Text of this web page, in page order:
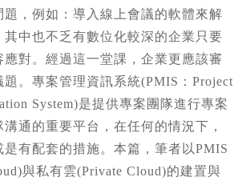
題，例如：導入線上會議的軟體來解
中也不乏有數位化較深的企業只要
對。經過這一堂課，企業更應該審
。專案管理資訊系統(PMIS：Project
System)是提供專案團隊進行專案
通的重要平台，在任何的情況下，
有配套的措施。本篇，筆者以PMIS
與私有雲(Private Cloud)的建置與